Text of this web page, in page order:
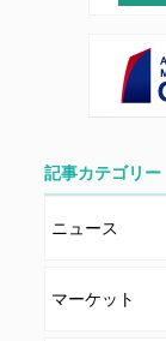
記事カテゴリー
ニュース
マーケット